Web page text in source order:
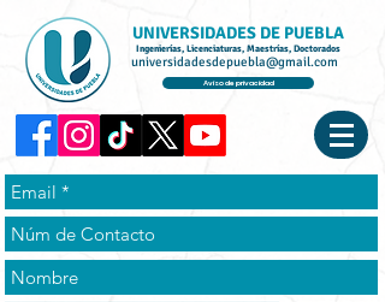
UNIVERSIDADES DE PUEBLA
Ingenierías, Licenciaturas, Maestrías, Doctorados
universidadesdepuebla@gmail.com
Aviso de privacidad